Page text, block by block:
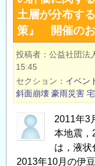
日
2019
年
度
２
回
宅
地
盤
土層が分布す
策』 開催の
投稿者 公益社団法
15:45
セクション
イベン
斜面崩壊 豪雨災害
2011年3
本地震，
は，液状
2013年10月の伊